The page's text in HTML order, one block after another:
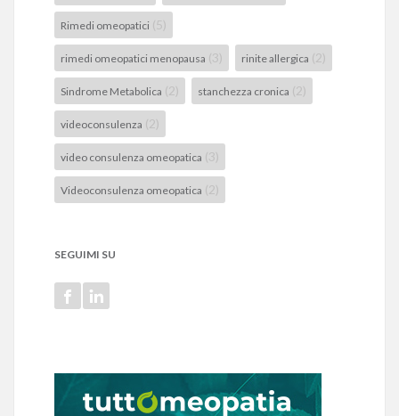
Rimedi omeopatici (5)
rimedi omeopatici menopausa (3) rinite allergica (2)
Sindrome Metabolica (2) stanchezza cronica (2)
videoconsulenza (2)
video consulenza omeopatica (3)
Videoconsulenza omeopatica (2)
SEGUIMI SU